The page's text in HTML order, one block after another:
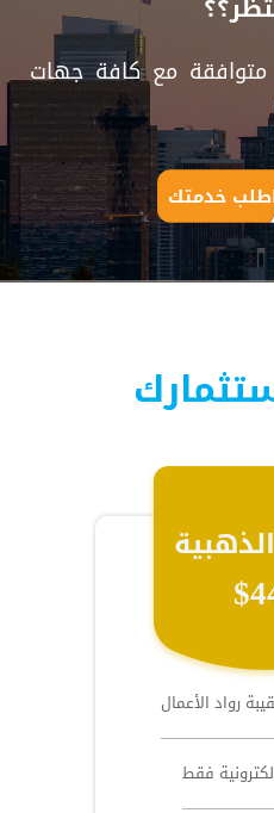
مع كافة جهات
خدمتك
رواد الأعمال
فقط